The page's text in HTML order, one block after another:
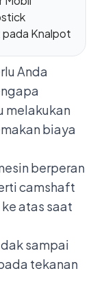
pada Knalpot
Anda
melakukan
biaya
berperan
camshaft
atas saat
sampai
tekanan